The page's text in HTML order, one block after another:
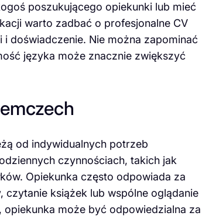
poszukującego opiekunki lub mieć
warto zadbać o profesjonalne CV
doświadczenie. Nie można zapominać
języka może znacznie zwiększyć
od indywidualnych potrzeb
czynnościach, takich jak
Opiekunka często odpowiada za
książek lub wspólne oglądanie
może być odpowiedzialna za